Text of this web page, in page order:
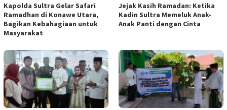
Kapolda Sultra Gelar Safari
Ramadhan di Konawe Utara,
Bagikan Kebahagiaan untuk
Masyarakat
Jejak Kasih Ramadan: Ketika
Kadin Sultra Memeluk Anak-
Anak Panti dengan Cinta